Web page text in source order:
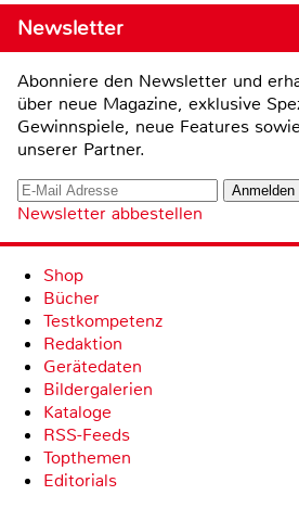
Newsletter
Abonniere den Newsletter und
über neue Magazine, exklusive
Gewinnspiele, neue Features
unserer Partner.
Newsletter abbestellen
Shop
Bücher
Testkompetenz
Redaktion
Gerätedaten
Bildergalerien
Kataloge
RSS-Feeds
Topthemen
Editorials